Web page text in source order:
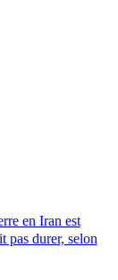
en Iran est
pas durer, selon